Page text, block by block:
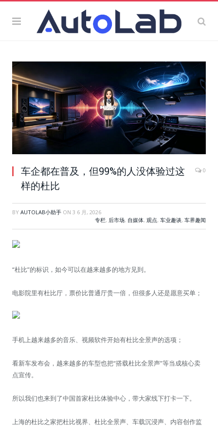
车企都在普及，但99%的人没体验过这
样的杜比
0
BY AUTOLAB小助手 ON 3 6 月, 2026
专栏, 后市场, 自媒体, 观点, 车业趣谈, 车界趣闻
“杜比”的标识，如今可以在越来越多的地方见到。
电影院里有杜比厅，票价比普通厅贵一倍，但很多人还是愿意买单；
手机上越来越多的音乐、视频软件开始有杜比全景声的选项；
看新车发布会，越来越多的车型也把“搭载杜比全景声”等当成核心卖
点宣传。
所以我们也来到了中国首家杜比体验中心，带大家线下打卡一下。
上海的杜比之家把杜比视界、杜比全景声、车载沉浸声、内容创作监